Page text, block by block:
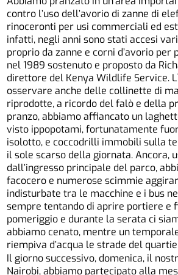
contro l’uso dell’avorio di zanne di
rinoceronti per usi commerciali ed
infatti, negli anni sono stati accesi
proprio da zanne e corni d’avorio
nel 1989 sostenuto e proposto da
direttore del Kenya Wildlife Service.
osservare anche delle collinette di
riprodotte, a ricordo del falò e della
pranzo, abbiamo affiancato un
visto ippopotami, fortunatamente
isolotto, e coccodrilli immobili sulla
il sole scarso della giornata. Ancora,
dall’ingresso principale del parco,
facocero e numerose scimmie
indisturbate tra le macchine e i bus
sempre tentando di aprire portiere e
pomeriggio e durante la serata ci
abbiamo cenato, mentre un
riempiva d’acqua le strade del
Il giorno successivo, domenica, il
Nairobi, abbiamo partecipato alla